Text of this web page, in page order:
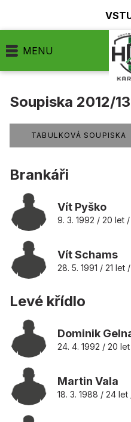
MENU
Soupiska 2012/13
TABULKOVÁ SOUPISKA
Brankáři
Vít Pyško
9. 3. 1992 / 20 let
Vít Schams
28. 5. 1991 / 21 let
Levé křídlo
Dominik
24. 4. 1992 / 20
Martin Vala
18. 3. 1988 / 24